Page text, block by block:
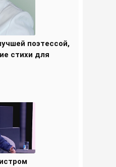
поэтессой,
стихи для